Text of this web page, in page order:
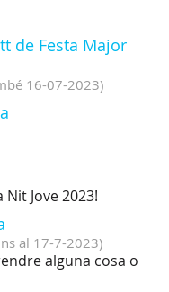
de Festa Major
16-07-2023)
Jove 2023!
al 17-7-2023)
alguna cosa o